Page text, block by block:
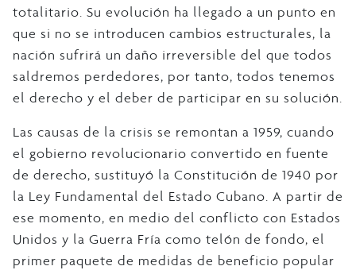
totalitario. Su evolución ha llegado a un punto en
que si no se introducen cambios estructurales, la
nación sufrirá un daño irreversible del que todos
saldremos perdedores, por tanto, todos tenemos
el derecho y el deber de participar en su solución.
Las causas de la crisis se remontan a 1959, cuando
el gobierno revolucionario convertido en fuente
de derecho, sustituyó la Constitución de 1940 por
la Ley Fundamental del Estado Cubano. A partir de
ese momento, en medio del conflicto con Estados
Unidos y la Guerra Fría como telón de fondo, el
primer paquete de medidas de beneficio popular